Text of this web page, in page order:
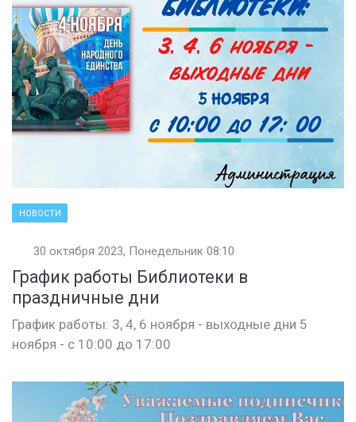
НОВОСТИ
30 октября 2023, Понедельник 08:10
График работы Библиотеки в
праздничные дни
График работы: 3, 4, 6 ноября - выходные дни 5
ноября - с 10:00 до 17:00